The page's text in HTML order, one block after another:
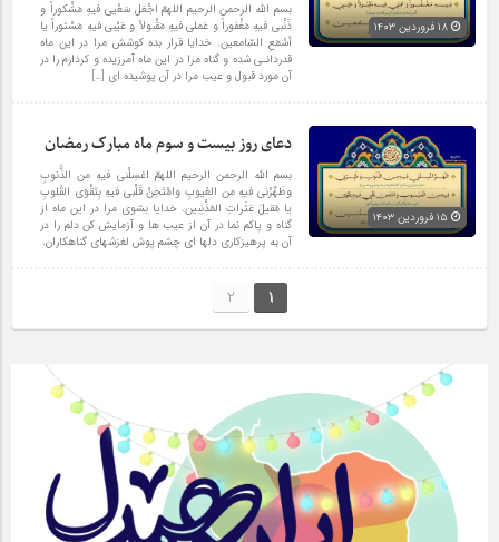
بسم الله الرحمن الرحیم اللهمّ اجْعَل سَعْیی فیهِ مَشْکوراً و
ذَنْبی فیهِ مَغْفوراً و عَملی فیهِ مَقْبولاً و عَیْبی فیهِ مَسْتوراً یا
أسْمَعِ السّامعین. خدایا قرار بده کوشش مرا در این ماه
قدردانـى شده و گناه مرا در این ماه آمرزیده و کردارم را در
آن مورد قبول و عیب مرا در آن پوشیده اى […]
دعای روز بیست و سوم ماه مبارک رمضان
بسم الله الرحمن الرحیم اللهمّ اغسِلْنی فیهِ من الذُّنوبِ
وطَهِّرْنی فیهِ من العُیوبِ وامْتَحِنْ قَلْبی فیهِ بِتَقْوَى القُلوبِ
یا مُقیلَ عَثَراتِ المُذْنِبین. خدایا بشوى مرا در این ماه از
گناه و پاکم نما در آن از عیب ها و آزمایش کن دلم را در
آن به پرهیزکارى دلها اى چشم پوش لغزشهاى گناهکاران.
1
2